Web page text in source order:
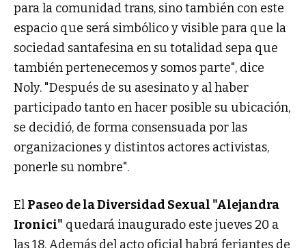
para la comunidad trans, sino también con este
espacio que será simbólico y visible para que la
sociedad santafesina en su totalidad sepa que
también pertenecemos y somos parte", dice
Noly. "Después de su asesinato y al haber
participado tanto en hacer posible su ubicación,
se decidió, de forma consensuada por las
organizaciones y distintos actores activistas,
ponerle su nombre".
El Paseo de la Diversidad Sexual "Alejandra
Ironici" quedará inaugurado este jueves 20 a
las 18. Además del acto oficial habrá feriantes de